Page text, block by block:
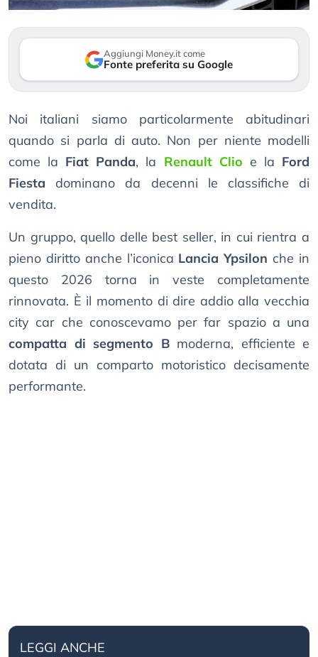
Aggiungi Money.it come
Fonte preferita su Google
Noi italiani siamo particolarmente abitudinari
quando si parla di auto. Non per niente modelli
come la Fiat Panda, la Renault Clio e la Ford
Fiesta dominano da decenni le classifiche di
vendita.
Un gruppo, quello delle best seller, in cui rientra a
pieno diritto anche l’iconica Lancia Ypsilon che in
questo 2026 torna in veste completamente
rinnovata. È il momento di dire addio alla vecchia
city car che conoscevamo per far spazio a una
compatta di segmento Bmoderna, efficiente e
dotata di un comparto motoristico decisamente
performante.
LEGGI ANCHE